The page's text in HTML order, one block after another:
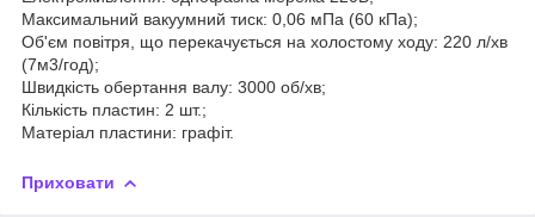
Максимальний вакуумний тиск: 0,06 мПа (60 кПа);
Об'єм повітря, що перекачується на холостому ходу: 220 л/хв
(7м3/год);
Швидкість обертання валу: 3000 об/хв;
Кількість пластин: 2 шт.;
Матеріал пластини: графіт.
Приховати